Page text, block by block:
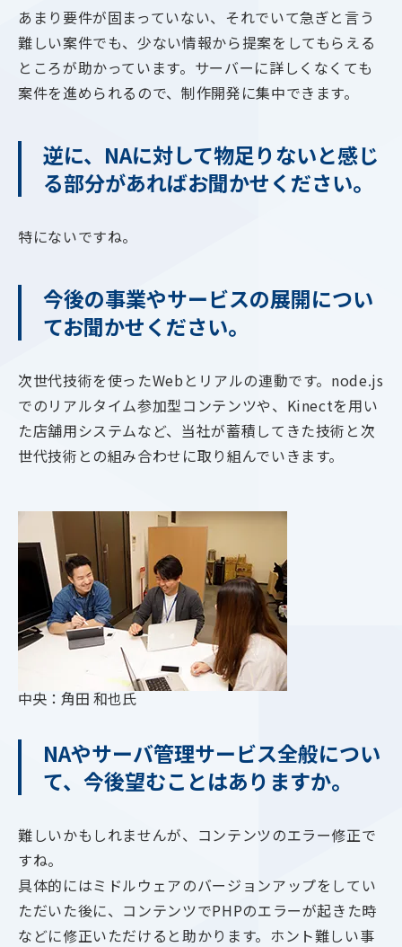
あまり要件が固まっていない、それでいて急ぎと言う
難しい案件でも、少ない情報から提案をしてもらえる
ところが助かっています。サーバーに詳しくなくても
案件を進められるので、制作開発に集中できます。
逆に、NAに対して物足りないと感じ
る部分があればお聞かせください。
特にないですね。
今後の事業やサービスの展開につい
てお聞かせください。
次世代技術を使ったWebとリアルの連動です。node.js
でのリアルタイム参加型コンテンツや、Kinectを用い
た店舗用システムなど、当社が蓄積してきた技術と次
世代技術との組み合わせに取り組んでいきます。
中央：角田 和也氏
NAやサーバ管理サービス全般につい
て、今後望むことはありますか。
難しいかもしれませんが、コンテンツのエラー修正で
すね。
具体的にはミドルウェアのバージョンアップをしてい
ただいた後に、コンテンツでPHPのエラーが起きた時
などに修正いただけると助かります。ホント難しい事